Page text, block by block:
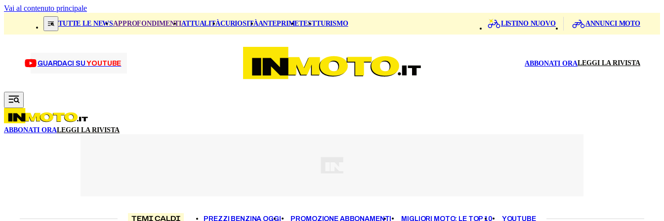
Vai al contenuto principale
TUTTE LE NEWSAPPROFONDIMENTIATTUALITÀCURIOSITÀANTEPRIMETESTTURISMO LISTINO NUOVO ANNUNCI MOTO
GUARDACI SUYOUTUBE ABBONATI ORALEGGI LA RIVISTA
ABBONATI ORALEGGI LA RIVISTA
TEMI CALDI PREZZI BENZINA OGGI PROMOZIONE ABBONAMENTI MIGLIORI MOTO: LE TOP 10 YOUTUBE